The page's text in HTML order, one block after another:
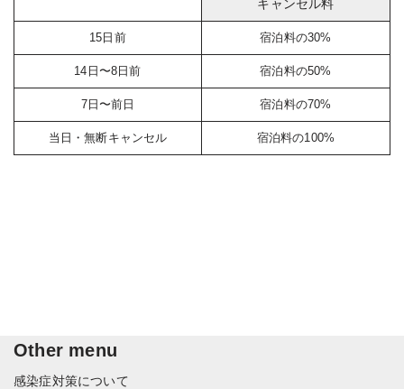
キャンセル料
15日前 宿泊料の30%
14日〜8日前 宿泊料の50%
7日〜前日 宿泊料の70%
当日・無断キャンセル 宿泊料の100%
Other menu
感染症対策について